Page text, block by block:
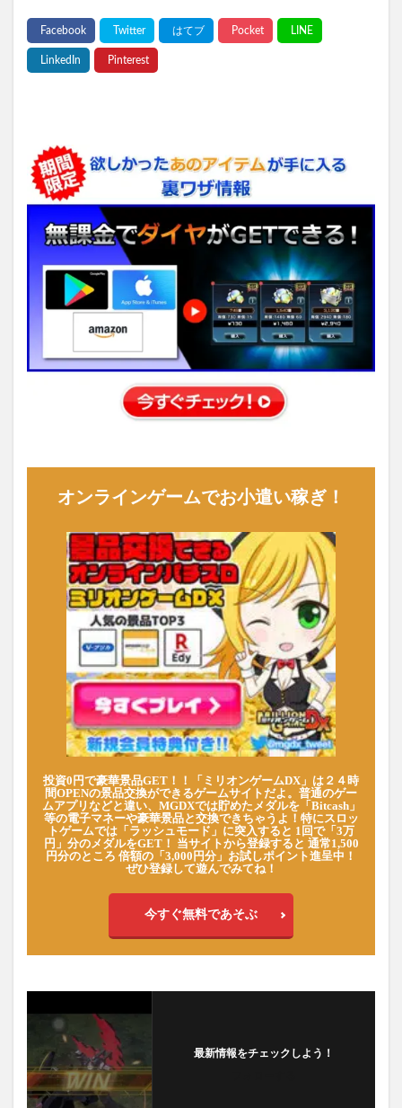
オンラインゲームでお小遣い稼ぎ！
投資0円で豪華景品GET！！「ミリオンゲームDX」は２４時
間OPENの景品交換ができるゲームサイトだよ。普通のゲー
ムアプリなどと違い、MGDXでは貯めたメダルを「Bitcash」
等の電子マネーや豪華景品と交換できちゃうよ！特にスロッ
トゲームでは「ラッシュモード」に突入すると 1回で「3万
円」分のメダルをGET！ 当サイトから登録すると 通常1,500
円分のところ 倍額の「3,000円分」お試しポイント進呈中！
ぜひ登録して遊んでみてね！
今すぐ無料であそぶ
最新情報をチェックしよう！